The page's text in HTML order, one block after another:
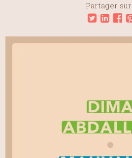
Partager sur